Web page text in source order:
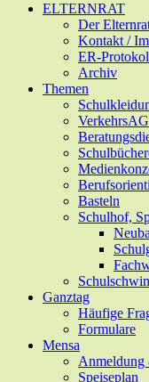
ELTERNRAT
Der
Kontakt /
ER-
Archiv
Themen
VerkehrsAG
Basteln
Schulhof,
Ganztag
Häufige
Formulare
Mensa
Anmeldung
Speiseplan